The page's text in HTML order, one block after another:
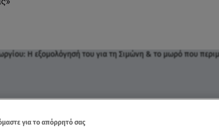
για το απόρρητό σας